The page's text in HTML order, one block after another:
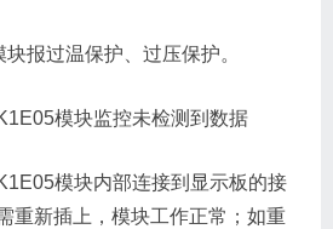
报过温保护、过压保护。
模块监控未检测到数据
模块内部连接到显示板的接
重新插上，模块工作正常；如重